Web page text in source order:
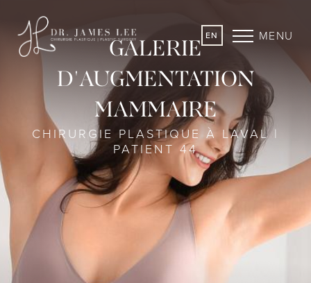
EN MENU
GALERIE
D'AUGMENTATION
MAMMAIRE
CHIRURGIE PLASTIQUE À LAVAL |
PATIENT 44